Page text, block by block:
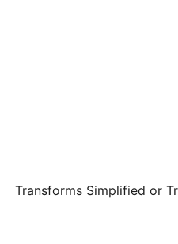
Transforms Simplified or